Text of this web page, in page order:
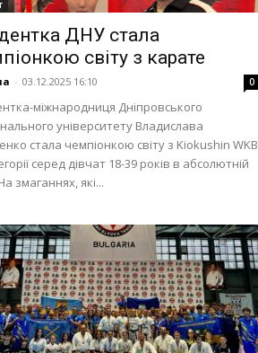
ДНУ стала
світу з карате
- 03.12.2025 16:10 0
міжнародниця Дніпровського
університету Владислава
стала чемпіонкою світу з Kiokushin WKB
серед дівчат 18-39 років в абсолютній
змаганнях, які...